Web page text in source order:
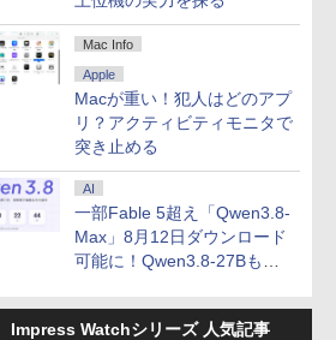
Mac Info
Apple
Macが重い！犯人はどのアプ
リ？アクティビティモニタで
突き止める
AI
一部Fable 5超え「Qwen3.8-
Max」8月12日ダウンロード
可能に！Qwen3.8-27Bも順
Impress Watchシリーズ 人気記事